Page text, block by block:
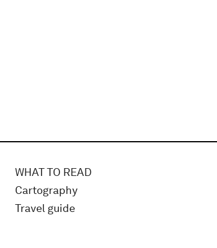
WHAT TO READ
Cartography
Travel guide